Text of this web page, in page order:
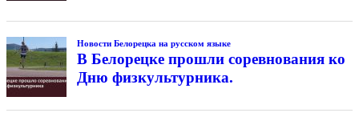
Новости Белорецка на русском языке
В Белорецке прошли соревнования ко
Дню физкультурника.